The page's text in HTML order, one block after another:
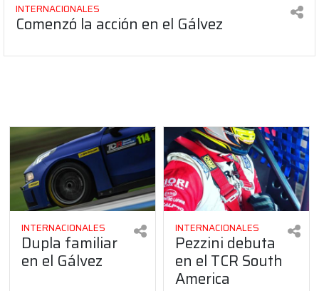
INTERNACIONALES
Comenzó la acción en el Gálvez
INTERNACIONALES
Dupla familiar
en el Gálvez
INTERNACIONALES
Pezzini debuta
en el TCR South
America